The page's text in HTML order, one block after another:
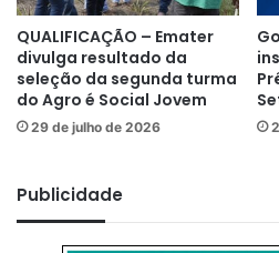
QUALIFICAÇÃO – Emater
divulga resultado da
seleção da segunda turma
do Agro é Social Jovem
29 de julho de 2026
Publicidade